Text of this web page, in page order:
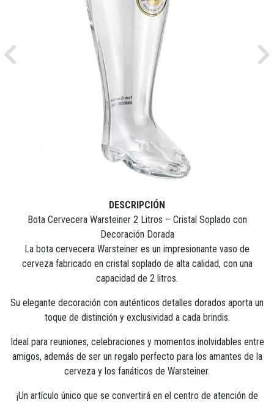
Previous
DESCRIPCIÓN
Bota Cervecera Warsteiner 2 Litros – Cristal Soplado con
Decoración Dorada
La bota cervecera Warsteiner es un impresionante vaso de
cerveza fabricado en cristal soplado de alta calidad, con una
capacidad de 2 litros.
Su elegante decoración con auténticos detalles dorados aporta un
toque de distinción y exclusividad a cada brindis.
Ideal para reuniones, celebraciones y momentos inolvidables entre
amigos, además de ser un regalo perfecto para los amantes de la
cerveza y los fanáticos de Warsteiner.
¡Un artículo único que se convertirá en el centro de atención de